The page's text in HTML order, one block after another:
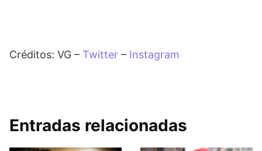
Créditos: VG – Twitter – Instagram
Entradas relacionadas